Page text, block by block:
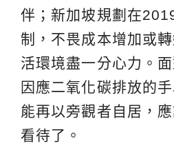
伴；新加坡規劃在
制，不畏成本增加或
活環境盡一分心力。
因應二氧化碳排放的
能再以旁觀者自居，
看待了。